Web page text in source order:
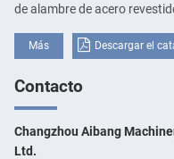
de alambre de acero
Más Descargar el
Contacto
Changzhou Aibang
Ltd.